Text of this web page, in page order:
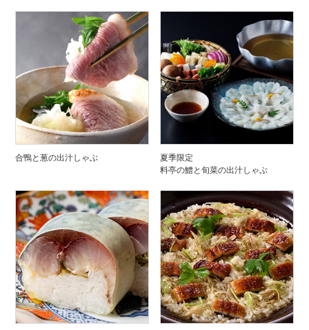
合鴨と葱の出汁しゃぶ
夏季限定
料亭の鱧と旬菜の出汁しゃぶ